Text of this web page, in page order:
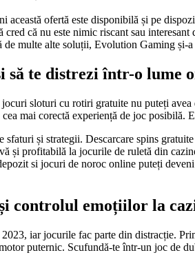
această ofertă este disponibilă și pe
că nu este nimic riscant sau
multe alte soluții, Evolution Gaming și-
să te distrezi într-o lume
sloturi cu rotiri gratuite nu puteți
cea mai corectă experiență de joc
sfaturi și strategii. Descarcare spins
și profitabilă la jocurile de ruletă din
si jocuri de noroc online puteți
controlul emoțiilor la
iar jocurile fac parte din distracție.
puternic. Scufundă-te într-un joc de